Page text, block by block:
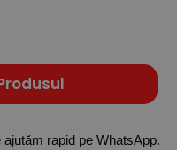
rapid pe WhatsApp.